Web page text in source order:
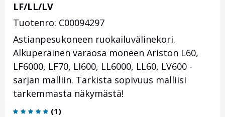
LF/LL/LV
Tuotenro: C00094297
Astianpesukoneen ruokailuvälinekori.
Alkuperäinen varaosa moneen Ariston L60,
LF6000, LF70, LI600, LL6000, LL60, LV600 -
sarjan malliin. Tarkista sopivuus malliisi
tarkemmasta näkymästä!
(1)